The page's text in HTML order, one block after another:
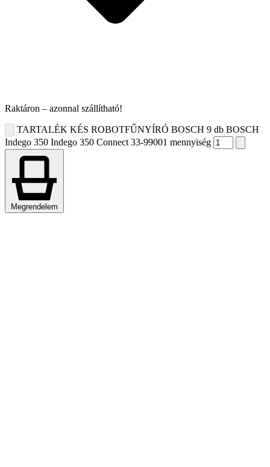
Raktáron – azonnal szállítható!
TARTALÉK KÉS ROBOTFŰNYÍRÓ BOSCH 9 db BOSCH
Indego 350 Indego 350 Connect 33-99001 mennyiség
Megrendelem